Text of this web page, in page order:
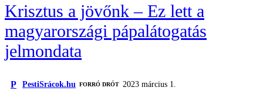
Krisztus a jövőnk – Ez lett a
magyarországi pápalátogatás
jelmondata
P PestiSrácok.hu FORRÓ DRÓT
2023 március 1.